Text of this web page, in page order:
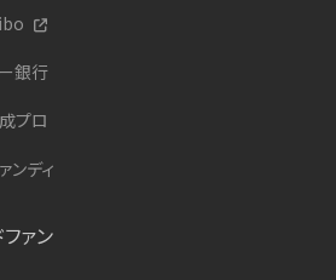
銀行
プロ
ンディ
ァン